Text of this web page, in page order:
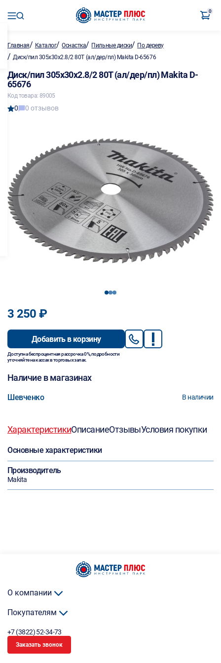
0
Главная/ Каталог/Оснастка/ Пильные диски/ По дереву
/ Диск/пил 305х30х2.8/2 80Т (ал/дер/пл) Makita D-65676
Диск/пил 305х30х2.8/2 80Т (ал/дер/пл) Makita D-
65676
Код товара: 89005
0 0 отзывов
123
3 250 ₽
Добавить в корзину
Доступна беспроцентная рассрочка 0%, подробности
уточняйте на кассах в торговых залах.
Наличие в магазинах
Шевченко В наличии
ХарактеристикиОписаниеОтзывыУсловия покупки
Основные характеристики
Производитель
Makita
О компании
Покупателям
+7 (3822) 52-34-73
Заказать звонок